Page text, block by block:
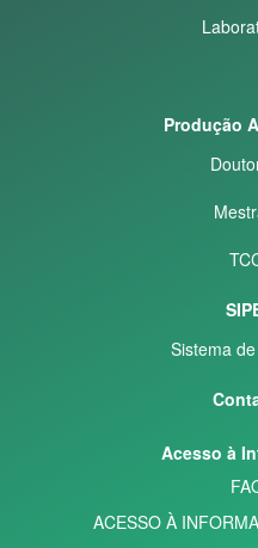
Produção
Sistema
Acesso à
ACESSO À